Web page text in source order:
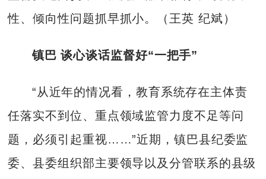
性、倾向性问题抓早抓小。（王英 纪斌）
镇巴 谈心谈话监督好“一把手”
“从近年的情况看，教育系统存在主体责
任落实不到位、重点领域监管力度不足等问
题，必须引起重视……”近期，镇巴县纪委监
委、县委组织部主要领导以及分管联系的县级